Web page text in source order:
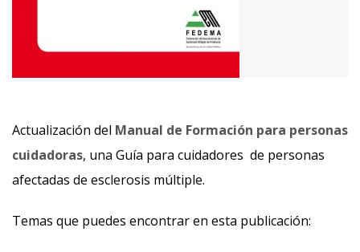
Actualización del Manual de Formación para personas
cuidadoras, una Guía para cuidadores de personas
afectadas de esclerosis múltiple.
Temas que puedes encontrar en esta publicación: